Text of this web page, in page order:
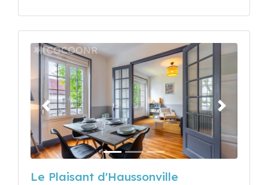
Précédent Suivant
Le Plaisant d'Haussonville